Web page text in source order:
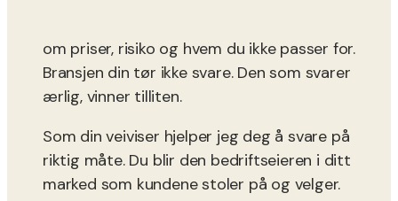
om priser, risiko og hvem du ikke passer for.
Bransjen din tør ikke svare. Den som svarer
ærlig, vinner tilliten.
Som din veiviser hjelper jeg deg å svare på
riktig måte. Du blir den bedriftseieren i ditt
marked som kundene stoler på og velger.